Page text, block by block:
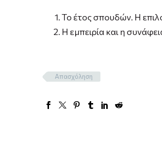
Το έτος σπουδών. Η
Η εμπειρία και η
Απασχόληση